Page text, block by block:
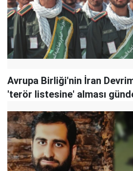
Avrupa Birliği'nin İran Devrim
'terör listesine' alması